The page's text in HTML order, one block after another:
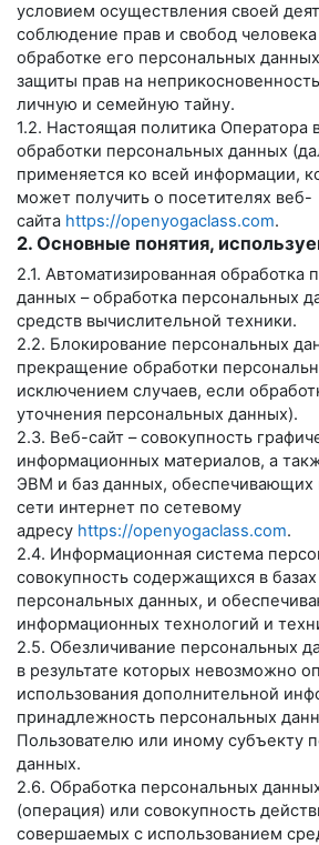
условием осуществления своей
соблюдение прав и свобод
обработке его персональных
защиты прав на
личную и семейную тайну.
1.2. Настоящая политика Оператора
обработки персональных данных
применяется ко всей информации,
может получить о посетителях веб-
сайта https://openyogaclass.com.
2. Основные понятия,
2.1. Автоматизированная обработка
данных – обработка персональных
средств вычислительной техники.
2.2. Блокирование персональных
прекращение обработки
исключением случаев, если
уточнения персональных данных).
2.3. Веб-сайт – совокупность
информационных материалов, а
ЭВМ и баз данных, обеспечивающих
сети интернет по сетевому
адресу https://openyogaclass.com.
2.4. Информационная система
совокупность содержащихся в
персональных данных, и
информационных технологий и
2.5. Обезличивание персональных
в результате которых невозможно
использования дополнительной
принадлежность персональных
Пользователю или иному субъекту
данных.
2.6. Обработка персональных
(операция) или совокупность
совершаемых с использованием